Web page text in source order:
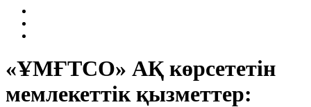
«ҰМҒТСО» АҚ көрсететін
мемлекеттік қызметтер: